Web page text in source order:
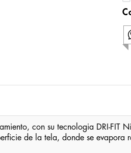
con su tecnologia DRI-FIT
de la tela, donde se